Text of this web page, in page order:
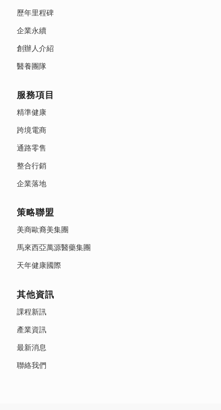
歷年里程碑
企業永續
創辦人介紹
醫養團隊
服務項目
精準健康
跨境電商
通路零售
整合行銷
企業落地
策略聯盟
美商歐裔美集團
馬來西亞萬源醫藥集團
天年健康國際
其他資訊
課程新訊
產業資訊
最新消息
聯絡我們